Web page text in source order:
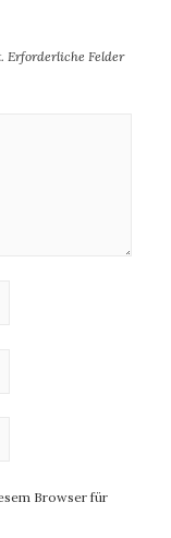
Erforderliche Felder
Browser für